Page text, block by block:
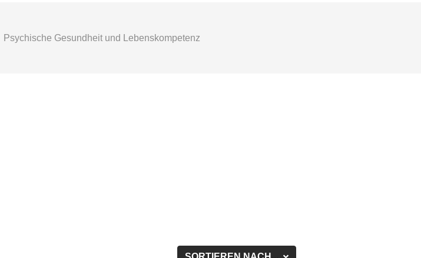
Psychische Gesundheit und Lebenskompetenz